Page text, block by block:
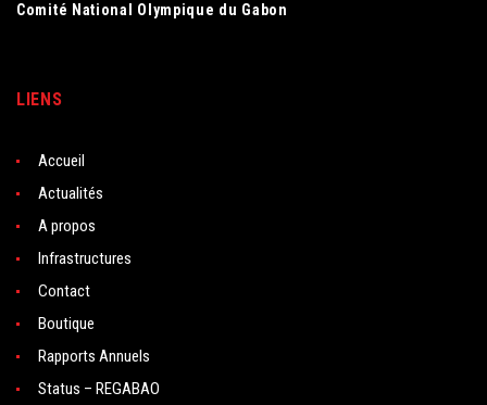
Comité National Olympique du Gabon
LIENS
Accueil
Actualités
A propos
Infrastructures
Contact
Boutique
Rapports Annuels
Status – REGABAO